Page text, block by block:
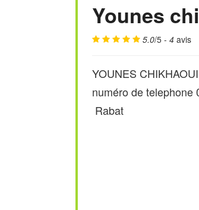
Younes
5.0/5 - 4 avis
YOUNES
numéro de telephone
Rabat